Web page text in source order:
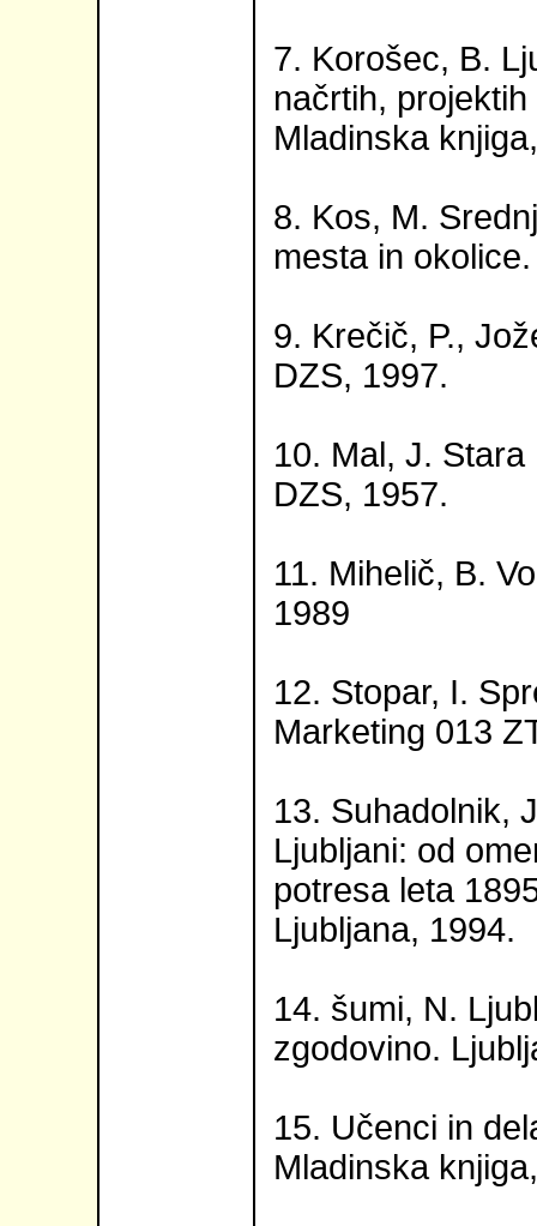
7. Korošec, B.
načrtih,
Mladinska
8. Kos, M.
mesta in
9. Krečič, P.,
DZS, 1997.
10. Mal, J. Stara
DZS, 1957.
11. Mihelič, B.
1989
12. Stopar, I.
Marketing 013
13. Suhadolnik,
Ljubljani: od
potresa leta
Ljubljana, 1994.
14. šumi, N.
zgodovino.
15. Učenci in
Mladinska